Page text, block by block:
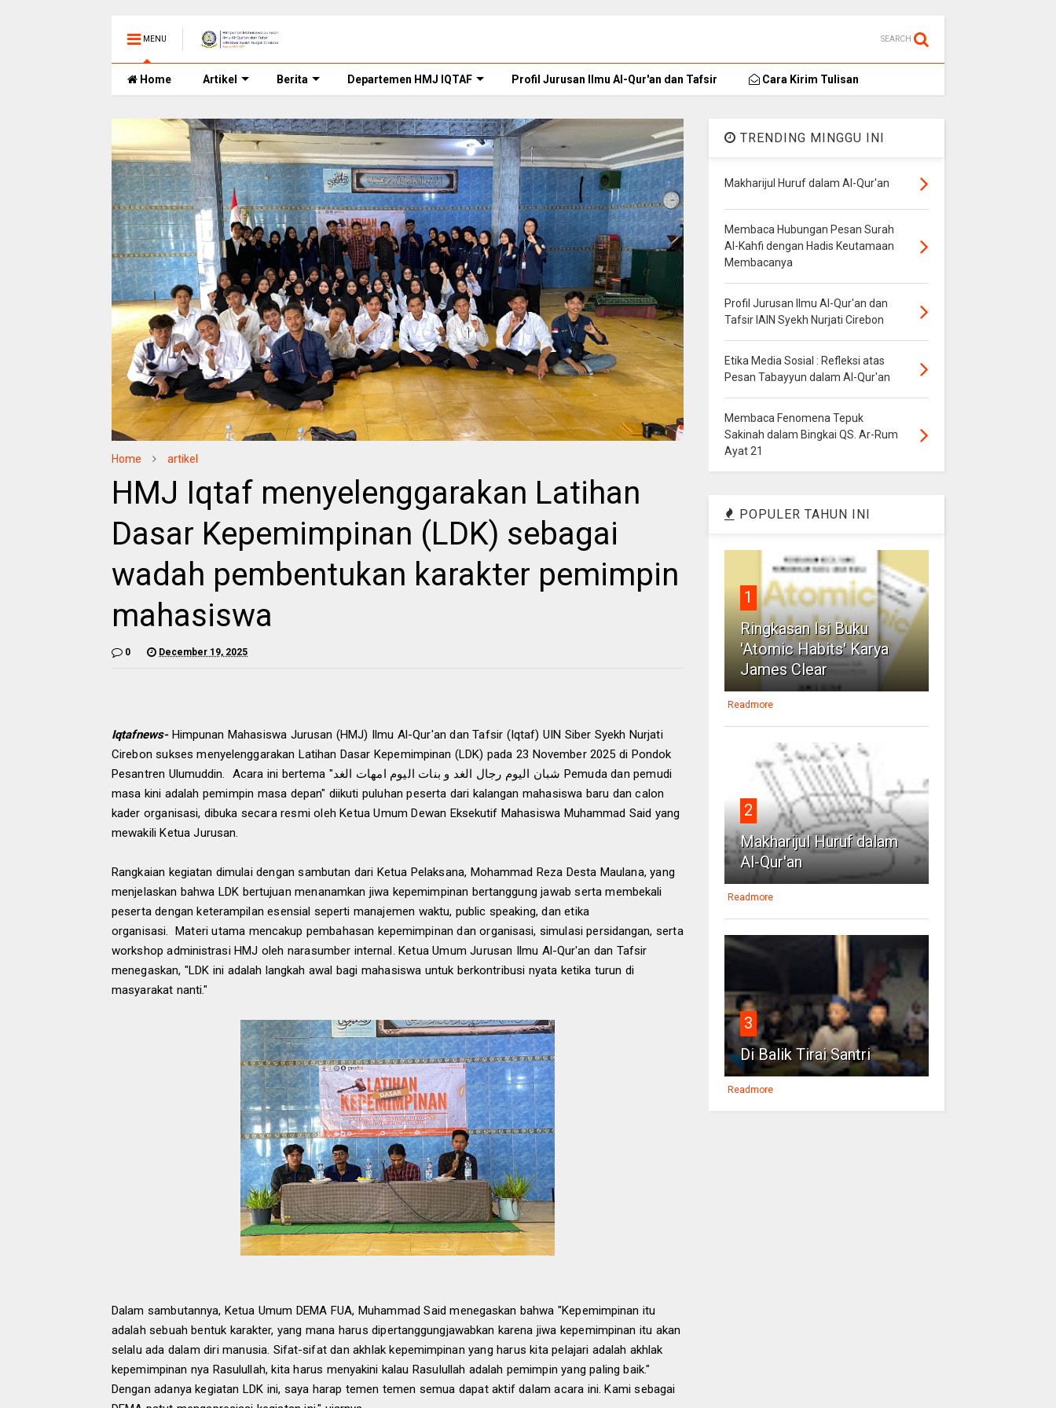
MENU SEARCH
Home Artikel Berita Departemen HMJ IQTAF Profil Jurusan Ilmu Al-Qur'an dan Tafsir Cara Kirim Tulisan
Home artikel
HMJ Iqtaf menyelenggarakan Latihan
Dasar Kepemimpinan (LDK) sebagai
wadah pembentukan karakter pemimpin
mahasiswa
0 December 19, 2025
Iqtafnews- Himpunan Mahasiswa Jurusan (HMJ) Ilmu Al-Qur'an dan Tafsir (Iqtaf) UIN Siber Syekh Nurjati
Cirebon sukses menyelenggarakan Latihan Dasar Kepemimpinan (LDK) pada 23 November 2025 di Pondok
Pesantren Ulumuddin. Acara ini bertema "شبان اليوم رجال الغد و بنات اليوم امهات الغد Pemuda dan pemudi
masa kini adalah pemimpin masa depan" diikuti puluhan peserta dari kalangan mahasiswa baru dan calon
kader organisasi, dibuka secara resmi oleh Ketua Umum Dewan Eksekutif Mahasiswa Muhammad Said yang
mewakili Ketua Jurusan.
Rangkaian kegiatan dimulai dengan sambutan dari Ketua Pelaksana, Mohammad Reza Desta Maulana, yang
menjelaskan bahwa LDK bertujuan menanamkan jiwa kepemimpinan bertanggung jawab serta membekali
peserta dengan keterampilan esensial seperti manajemen waktu, public speaking, dan etika
organisasi. Materi utama mencakup pembahasan kepemimpinan dan organisasi, simulasi persidangan, serta
workshop administrasi HMJ oleh narasumber internal. Ketua Umum Jurusan Ilmu Al-Qur'an dan Tafsir
menegaskan, "LDK ini adalah langkah awal bagi mahasiswa untuk berkontribusi nyata ketika turun di
masyarakat nanti."
Dalam sambutannya, Ketua Umum DEMA FUA, Muhammad Said menegaskan bahwa "Kepemimpinan itu
adalah sebuah bentuk karakter, yang mana harus dipertanggungjawabkan karena jiwa kepemimpinan itu akan
selalu ada dalam diri manusia. Sifat-sifat dan akhlak kepemimpinan yang harus kita pelajari adalah akhlak
kepemimpinan nya Rasulullah, kita harus menyakini kalau Rasulullah adalah pemimpin yang paling baik."
Dengan adanya kegiatan LDK ini, saya harap temen temen semua dapat aktif dalam acara ini. Kami sebagai
TRENDING MINGGU INI
Makharijul Huruf dalam Al-Qur'an
Membaca Hubungan Pesan Surah
Al-Kahfi dengan Hadis Keutamaan
Membacanya
Profil Jurusan Ilmu Al-Qur'an dan
Tafsir IAIN Syekh Nurjati Cirebon
Etika Media Sosial : Refleksi atas
Pesan Tabayyun dalam Al-Qur'an
Membaca Fenomena Tepuk
Sakinah dalam Bingkai QS. Ar-Rum
Ayat 21
POPULER TAHUN INI
1
Ringkasan Isi Buku
'Atomic Habits' Karya
James Clear
Readmore
2
Makharijul Huruf dalam
Al-Qur'an
Readmore
3
Di Balik Tirai Santri
Readmore